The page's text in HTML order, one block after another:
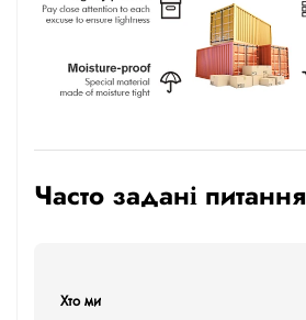
Часто задані питання
Хто ми